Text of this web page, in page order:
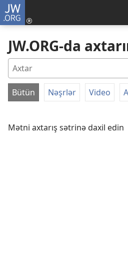
JW.ORG
JW.ORG-da
FİLTR
Bütün Nəşrlər Video
Mətni axtarış sətrinə daxil edin